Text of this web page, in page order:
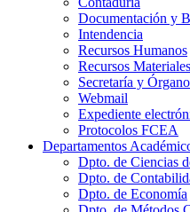
Documentación y
Intendencia
Recursos Humanos
Recursos Materiales
Secretaría y
Webmail
Expediente
Protocolos FCEA
Departamentos
Dpto. de Ciencias
Dpto. de
Dpto. de Economía